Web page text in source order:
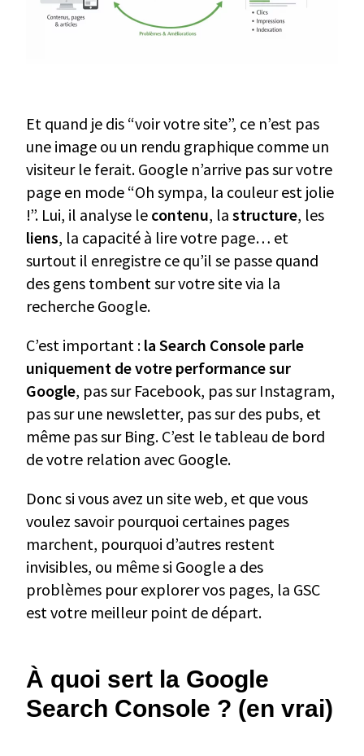
Et quand je dis “voir votre site”, ce n’est pas
une image ou un rendu graphique comme un
visiteur le ferait. Google n’arrive pas sur votre
page en mode “Oh sympa, la couleur est jolie
!”. Lui, il analyse le contenu, la structure, les
liens, la capacité à lire votre page… et
surtout il enregistre ce qu’il se passe quand
des gens tombent sur votre site via la
recherche Google.
C’est important : la Search Console parle
uniquement de votre performance sur
Google, pas sur Facebook, pas sur Instagram,
pas sur une newsletter, pas sur des pubs, et
même pas sur Bing. C’est le tableau de bord
de votre relation avec Google.
Donc si vous avez un site web, et que vous
voulez savoir pourquoi certaines pages
marchent, pourquoi d’autres restent
invisibles, ou même si Google a des
problèmes pour explorer vos pages, la GSC
est votre meilleur point de départ.
À quoi sert la Google
Search Console ? (en vrai)